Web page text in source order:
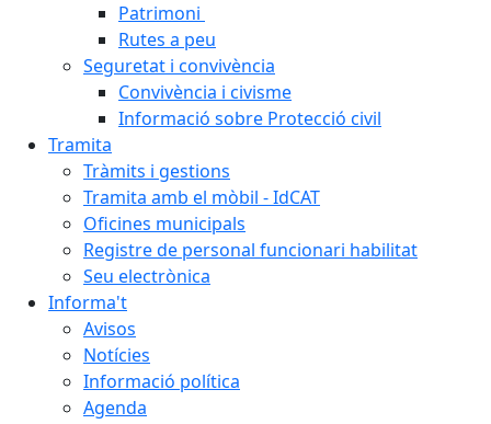
Patrimoni
Rutes a peu
Seguretat i convivència
Convivència i civisme
Informació sobre Protecció civil
Tramita
Tràmits i gestions
Tramita amb el mòbil - IdCAT
Oficines municipals
Registre de personal funcionari habilitat
Seu electrònica
Informa't
Avisos
Notícies
Informació política
Agenda